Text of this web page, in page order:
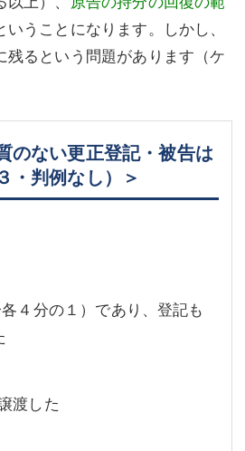
うことになります。しかし、
残るという問題があります（ケ
のない更正登記・被告は
・判例なし）＞
４分の１）であり、登記も
渡した